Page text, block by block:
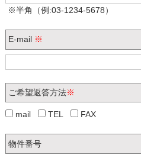
※半角（例:03-1234-5678）
E-mail ※
ご希望返答方法※
mail TEL FAX
物件番号